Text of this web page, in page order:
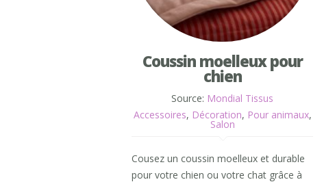
Coussin moelleux pour
chien
Source: Mondial Tissus
Accessoires, Décoration, Pour animaux,
Salon
Cousez un coussin moelleux et durable
pour votre chien ou votre chat grâce à